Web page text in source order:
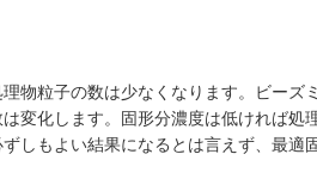
物粒子の数は少なくなります。ビーズ
変化します。固形分濃度は低ければ処
しもよい結果になるとは言えず、最適